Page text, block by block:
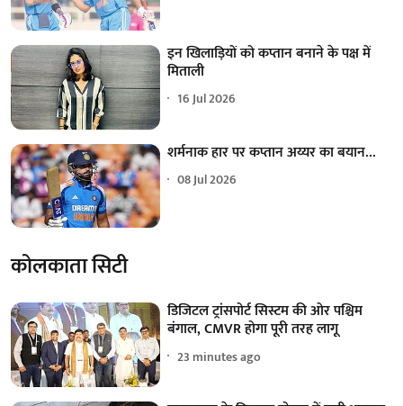
इन खिलाड़ियों को कप्तान बनाने के पक्ष में
मिताली
16 Jul 2026
शर्मनाक हार पर कप्तान अय्यर का बयान...
08 Jul 2026
कोलकाता सिटी
डिजिटल ट्रांसपोर्ट सिस्टम की ओर पश्चिम
बंगाल, CMVR होगा पूरी तरह लागू
23 minutes ago